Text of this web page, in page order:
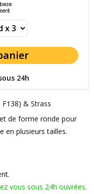
24h
F138) & Strass
de forme ronde pour
en plusieurs tailles.
vous sous 24h ouvrées.